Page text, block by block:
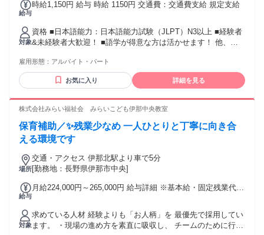
給与
時給1,150円 給与 時給 1150円 交通費：交通費支給 規定支給
対象
資格 ■日本語能力：日本語能力試験（JLPT）N3以上 ■経験者
&未経験者大歓迎！ ■語学が得意な方は活かせます！ 他、長
歴不問 英語・中国語話せる方歓迎、フリーター歓迎 スキルア
ップしたい方、学生歓迎、掛け持ち 副業・Wワーク歓迎、新
卒・第二新卒歓迎 年齢の条件と理由：・65歳未満の方(定年の
雇用形態： アルバイト・パート
お気に入り 詳細を見る
株式会社みらい福祉会 みらいこども伊那中央教室
保育補助／✨残業少なめ 一人ひとりと丁寧に向き合
える環境です
場所
交通・アクセス 伊那北駅より車で5分
[勤務地：長野県伊那市中央]
給与
月給224,000円～265,000円 給与詳細 ※基本給・固定残業代の
あり 1ヶ月あたり2万8615円 〜 3万3853円（固定残業時間：1
ヶ月あたり20時間） 固定残業時間を超えた勤務時間について
は別途残業代を支給する 【一律手当】 全員に一律で支払われ
対象
求めている人材 経験よりも「お人柄」を 最優先で採用してい
ます。 ・現場の進め方を素直に吸収し、 チームのために行動